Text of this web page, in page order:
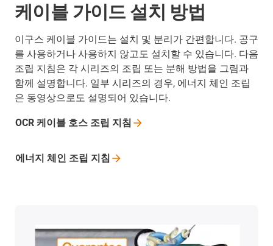
케이블 가이드 설치 방법
이구스 케이블 가이드는 설치 및 분리가 간편합니다. 공구
를 사용하거나 사용하지 않고도 설치할 수 있습니다. 다음
조립 지침은 각 시리즈의 조립 또는 분해 방법을 그림과
함께 설명합니다. 일부 시리즈의 경우, 에너지 체인 조립
은 동영상으로도 설명되어 있습니다.
OCR 케이블 호스 조립 지침
에너지 체인 조립 지침